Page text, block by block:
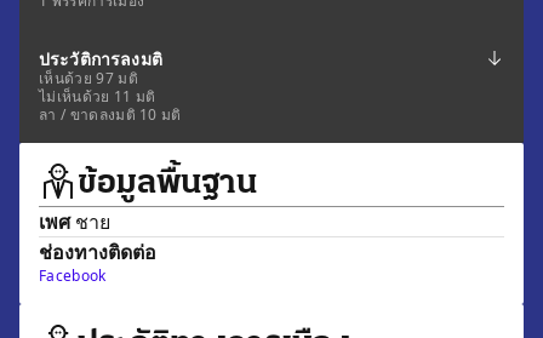
ประวัติการลงมติ
เห็นด้วย 97 มติ
ไม่เห็นด้วย 11 มติ
ลา / ขาดลงมติ 10 มติ
ข้อมูลพื้นฐาน
เพศชาย
ช่องทางติดต่อ
Facebook